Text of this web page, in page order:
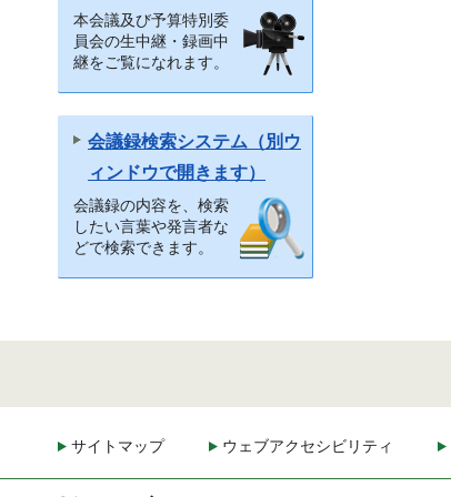
本会議及び予算特別委
員会の生中継・録画中
継をご覧になれます。
会議録検索システム（別ウ
ィンドウで開きます）
会議録の内容を、検索
したい言葉や発言者な
どで検索できます。
サイトマップ ウェブアクセシビリティ